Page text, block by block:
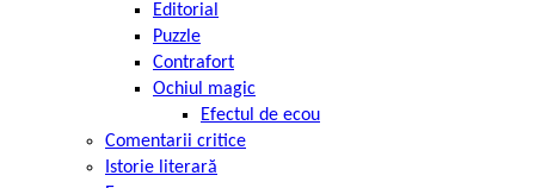
Editorial
Puzzle
Contrafort
Ochiul magic
Efectul de ecou
Comentarii critice
Istorie literară